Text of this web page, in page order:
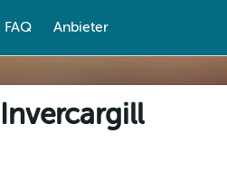
FAQ Anbieter